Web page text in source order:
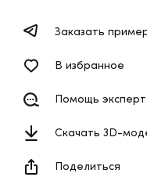
Заказать
В избранное
Помощь
Скачать 3D-
Поделиться